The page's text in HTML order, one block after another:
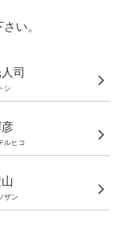
い。
司
シ
ルヒコ
ザン